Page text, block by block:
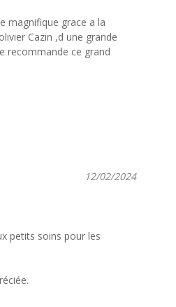
magnifique grace a la
Cazin ,d une grande
recommande ce grand
12/02/2024
petits soins pour les